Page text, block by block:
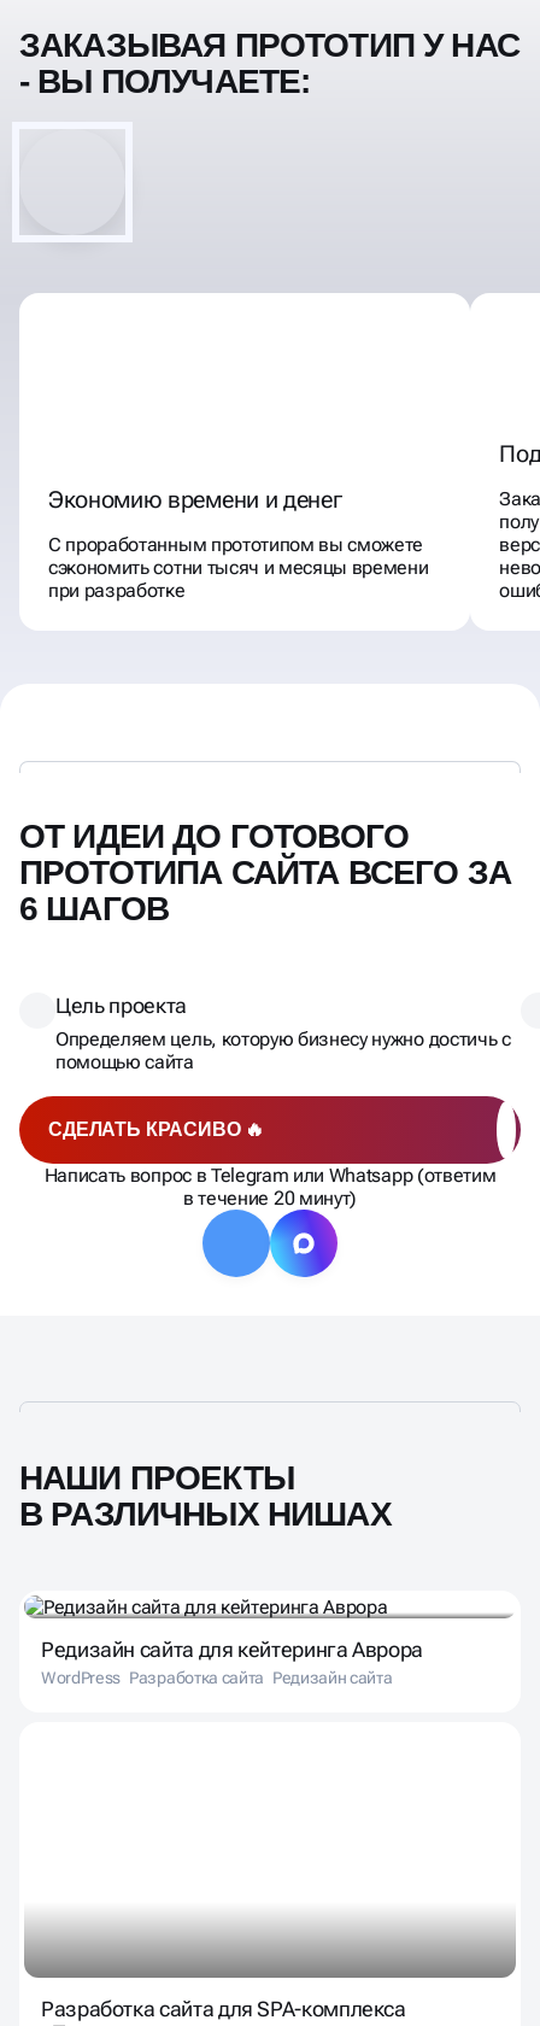
ЗАКАЗЫВАЯ ПРОТОТИП У НАС
- ВЫ ПОЛУЧАЕТЕ:
Экономию времени и денег
С проработанным прототипом вы сможете
сэкономить сотни тысяч и месяцы времени
при разработке
ОТ ИДЕИ ДО ГОТОВОГО
ПРОТОТИПА САЙТА ВСЕГО ЗА
6 ШАГОВ
СДЕЛАТЬ КРАСИВО 🔥
Написать вопрос в Telegram или Whatsapp (ответим
в течение 20 минут)
Цель проекта
Определяем цель, которую бизнесу нужно достичь с
помощью сайта
НАШИ ПРОЕКТЫ
В РАЗЛИЧНЫХ НИШАХ
Редизайн сайта для кейтеринга Аврора
WordPress Разработка сайта Редизайн сайта
Разработка сайта для SPA-комплекса